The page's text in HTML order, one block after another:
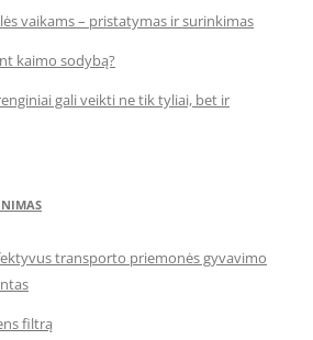
vaikams – pristatymas ir surinkimas
kaimo sodybą?
gali veikti ne tik tyliai, bet ir
transporto priemonės gyvavimo
filtrą